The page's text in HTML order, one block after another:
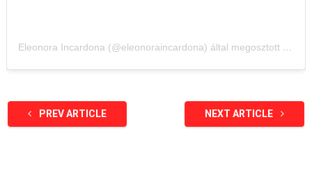
Eleonora Incardona (@eleonoraincardona) által megosztott bejegyzés
PREV ARTICLE NEXT ARTICLE